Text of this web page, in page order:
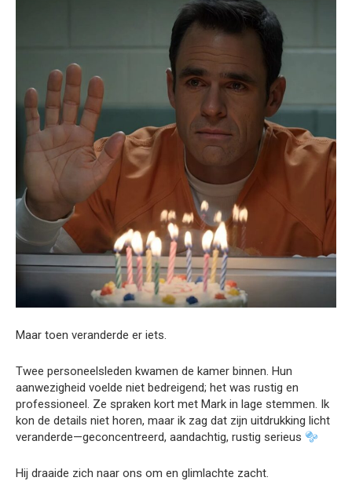
Maar toen veranderde er iets.
Twee personeelsleden kwamen de kamer binnen. Hun
aanwezigheid voelde niet bedreigend; het was rustig en
professioneel. Ze spraken kort met Mark in lage stemmen. Ik
kon de details niet horen, maar ik zag dat zijn uitdrukking licht
veranderde—geconcentreerd, aandachtig, rustig serieus
Hij draaide zich naar ons om en glimlachte zacht.